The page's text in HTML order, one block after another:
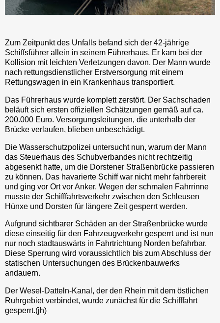
Zum Zeitpunkt des Unfalls befand sich der 42-jährige
Schiffsführer allein in seinem Führerhaus. Er kam bei der
Kollision mit leichten Verletzungen davon. Der Mann wurde
nach rettungsdienstlicher Erstversorgung mit einem
Rettungswagen in ein Krankenhaus transportiert.
Das Führerhaus wurde komplett zerstört. Der Sachschaden
beläuft sich ersten offiziellen Schätzungen gemäß auf ca.
200.000 Euro. Versorgungsleitungen, die unterhalb der
Brücke verlaufen, blieben unbeschädigt.
Die Wasserschutzpolizei untersucht nun, warum der Mann
das Steuerhaus des Schubverbandes nicht rechtzeitig
abgesenkt hatte, um die Dorstener Straßenbrücke passieren
zu können. Das havarierte Schiff war nicht mehr fahrbereit
und ging vor Ort vor Anker. Wegen der schmalen Fahrrinne
musste der Schifffahrtsverkehr zwischen den Schleusen
Hünxe und Dorsten für längere Zeit gesperrt werden.
Aufgrund sichtbarer Schäden an der Straßenbrücke wurde
diese einseitig für den Fahrzeugverkehr gesperrt und ist nun
nur noch stadtauswärts in Fahrtrichtung Norden befahrbar.
Diese Sperrung wird voraussichtlich bis zum Abschluss der
statischen Untersuchungen des Brückenbauwerks
andauern.
Der Wesel-Datteln-Kanal, der den Rhein mit dem östlichen
Ruhrgebiet verbindet, wurde zunächst für die Schifffahrt
gesperrt.(jh)